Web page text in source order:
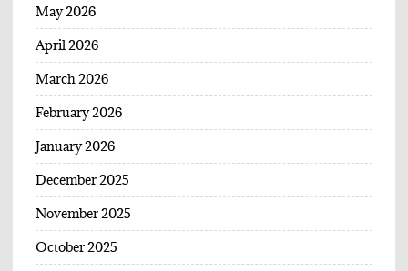
May 2026
April 2026
March 2026
February 2026
January 2026
December 2025
November 2025
October 2025